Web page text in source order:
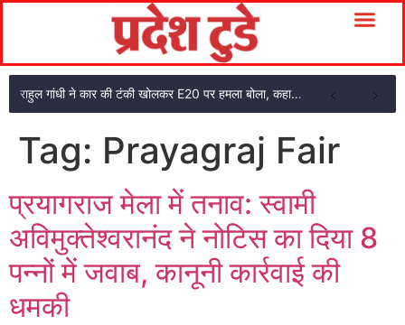
राहुल गांधी ने कार की टंकी खोलकर E20 पर हमला बोला, कहा- पूरी दाल ही काली है
Tag: Prayagraj Fair
प्रयागराज मेला में तनाव: स्वामी
अविमुक्तेश्वरानंद ने नोटिस का दिया 8
पन्नों में जवाब, कानूनी कार्रवाई की
धमकी